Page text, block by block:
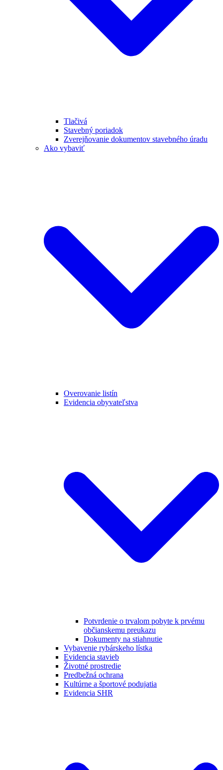
Tlačivá
Stavebný poriadok
Zverejňovanie dokumentov stavebného úradu
Ako vybaviť
Overovanie listín
Evidencia obyvateľstva
Potvrdenie o trvalom pobyte k prvému
občianskemu preukazu
Dokumenty na stiahnutie
Vybavenie rybárskeho lístka
Evidencia stavieb
Životné prostredie
Predbežná ochrana
Kultúrne a športové podujatia
Evidencia SHR